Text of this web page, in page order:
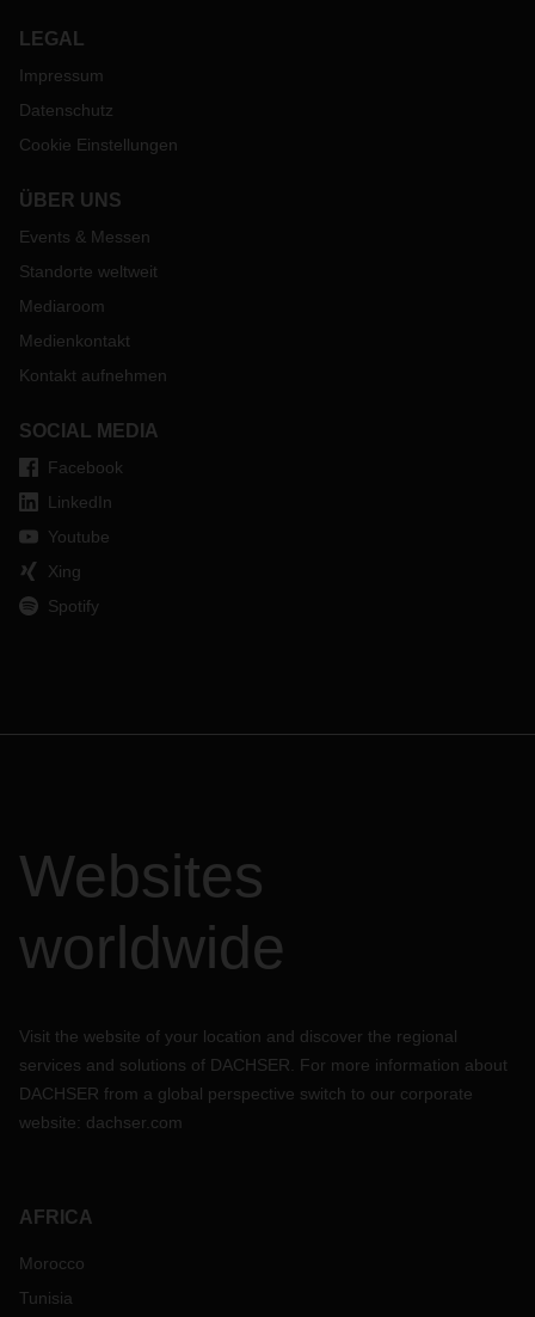
LEGAL
Impressum
Datenschutz
Cookie Einstellungen
ÜBER UNS
Events & Messen
Standorte weltweit
Mediaroom
Medienkontakt
Kontakt aufnehmen
SOCIAL MEDIA
Facebook
LinkedIn
Youtube
Xing
Spotify
Websites
worldwide
Visit the website of your location and discover the regional
services and solutions of DACHSER. For more information about
DACHSER from a global perspective switch to our corporate
website: dachser.com
AFRICA
Morocco
Tunisia